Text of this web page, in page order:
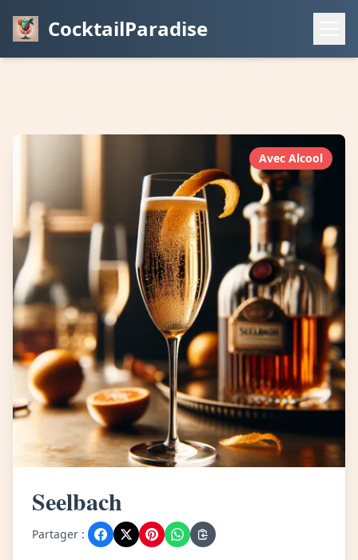
CocktailParadise
Avec Alcool
Seelbach
Partager :